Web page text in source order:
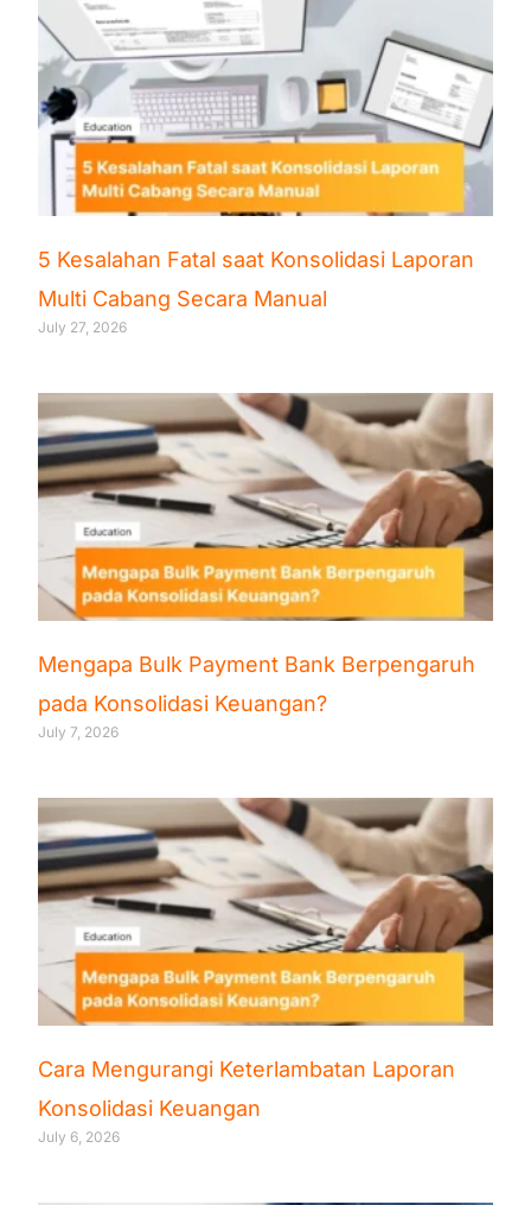
5 Kesalahan Fatal saat Konsolidasi Laporan
Multi Cabang Secara Manual
July 27, 2026
Mengapa Bulk Payment Bank Berpengaruh
pada Konsolidasi Keuangan?
July 7, 2026
Cara Mengurangi Keterlambatan Laporan
Konsolidasi Keuangan
July 6, 2026